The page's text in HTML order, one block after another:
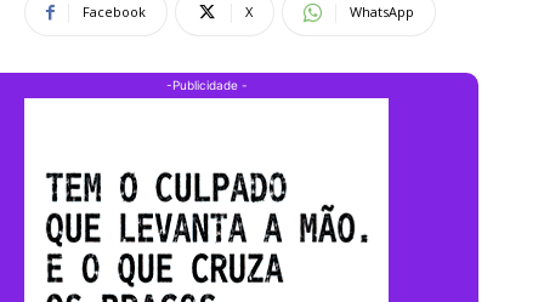
Facebook X WhatsApp
-Publicidade -